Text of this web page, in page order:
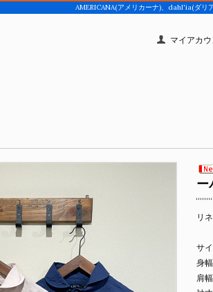
AMERICANA(アメリカーナ)、dahl'ia(ダリ
マイアカウ
ー
リ
サ
身
肩